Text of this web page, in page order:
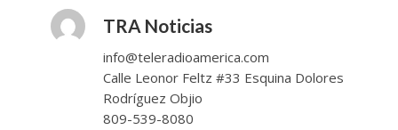
TRA Noticias
info@teleradioamerica.com
Calle Leonor Feltz #33 Esquina Dolores
Rodríguez Objio
809-539-8080